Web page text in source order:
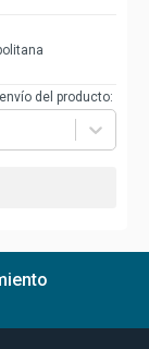
del producto: